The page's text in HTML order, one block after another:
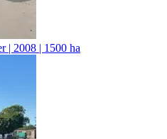
| 2008 | 1500 ha